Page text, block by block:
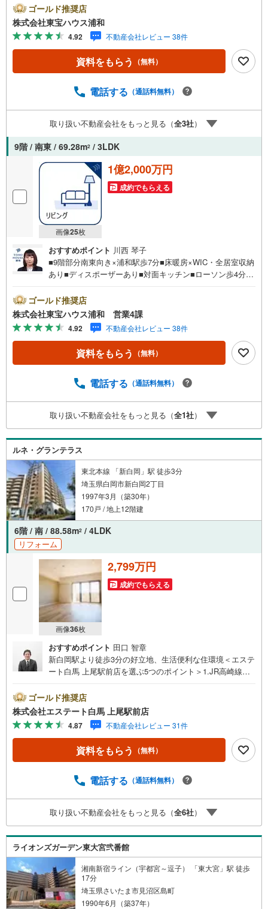
修繕計画書あり■ローソン歩4分■伊勢丹歩8分×パルコ歩9分
お問合せでもれなく「住宅ローン講座」プレゼント！営業
時間:7:00～22:00（年中無休）こちらの時間帯はお電話で
のお問い合わせがスムーズにご案内できますぜひお気軽に
ご連絡下さい！東宝ハウスライフソリューションズグルー
プ 東宝ハウス浦和 特別提携金利〔一例〕東宝ハウス浦
金利優遇割の最大適用《0.89％》と某信用金庫金利1.275％
TOHO HOUSE CLUBで生涯の安心をお届け◇東宝ハウス
の…
ゴールド推奨店
株式会社東宝ハウス浦和
4.92 不動産会社レビュー 38件
資料をもらう （無料）
電話する （通話料無料）
取り扱い不動産会社をもっと見る（全3社）
9階 / 南東 / 69.28m2 / 3LDK
画像25枚
1億2,000万円
成約でもらえる
おすすめポイント 川西 琴子
■9階部分南東向き×浦和駅歩7分■床暖房×WIC・全居室収納
あり■ディスポーザーあり■対面キッチン■ローソン歩4分■
「住宅ローン講座」プレゼント！営業時間:7:00～22:00
（年中無休）こちらの時間帯はお電話でのお問い合わせが
スムーズにご案内できますぜひお気軽にご連絡下さい！東
宝ハウスライフソリューションズグループ 東宝ハウス浦
和 特別提携金利〔一例〕東宝ハウス浦和の住宅ローン■変
動金利全期間引下げプラン⇒住宅ローン金利優遇割の最大
万円返済期間35年の総返済額の差額:303万円※2026年7月末
が直接ご対応ライフプランニング、かけつけサポート、Clu
b Offプレミアム…
ゴールド推奨店
株式会社東宝ハウス浦和 営業4課
4.92 不動産会社レビュー 38件
資料をもらう （無料）
電話する （通話料無料）
取り扱い不動産会社をもっと見る（全1社）
ルネ・グランテラス
東北本線 「新白岡」駅 徒歩3分
埼玉県白岡市新白岡2丁目
1997年3月（築30年）
170戸 / 地上12階建
6階 / 南 / 88.58m2 / 4LDK
リフォーム
画像36枚
2,799万円
成約でもらえる
おすすめポイント 田口 智章
新白岡駅より徒歩3分の好立地、生活便利な住環境＜エステ
ート白馬 上尾駅前店を選ぶ5つのポイント＞1.JR高崎線
店」内に立地。2.無料駐車場完備のお店立体駐車場は全480
台収容可。駐車場完備してます。3.大型キッズスペース当
店自慢のキッズスペースをぜひご覧ください。店内におむ
つ替えコーナーもご用意してます。4.年中無休・365日営業
でお手伝い営業時間:10時～20時まで。スピードある対応が
自慢のお店です。5.提携FPへの無料個別相談サービス社外
ン返済について、老後や学費等も含めたシミュレーション
格を持つスタッフが多数在籍しております。お客様からの
資料請求、お問い合わせをお待ちしております。
ゴールド推奨店
株式会社エステート白馬 上尾駅前店
4.87 不動産会社レビュー 31件
資料をもらう （無料）
電話する （通話料無料）
取り扱い不動産会社をもっと見る（全6社）
ライオンズガーデン東大宮弐番館
湘南新宿ライン（宇都宮～逗子） 「東大宮」駅 徒歩
17分
埼玉県さいたま市見沼区島町
1990年6月（築37年）